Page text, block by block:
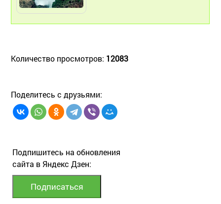
Количество просмотров: 12083
Поделитесь с друзьями:
Подпишитесь на обновления
сайта в Яндекс Дзен: